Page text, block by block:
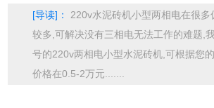
[导读]：
220v水泥砖机小型两相电在很多
较多,可解决没有三相电无法工作的难题,
号的220v两相电小型水泥砖机,可根据您
价格在0.5-2万元.......